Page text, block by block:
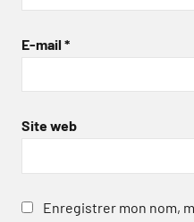
E-mail *
Site web
Enregistrer mon nom,